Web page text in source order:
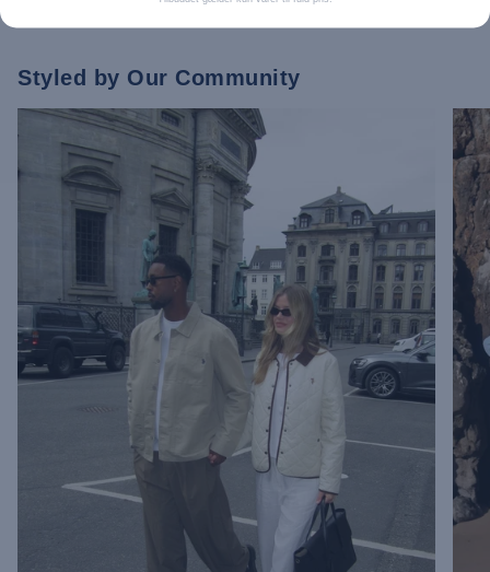
Styled by Our Community